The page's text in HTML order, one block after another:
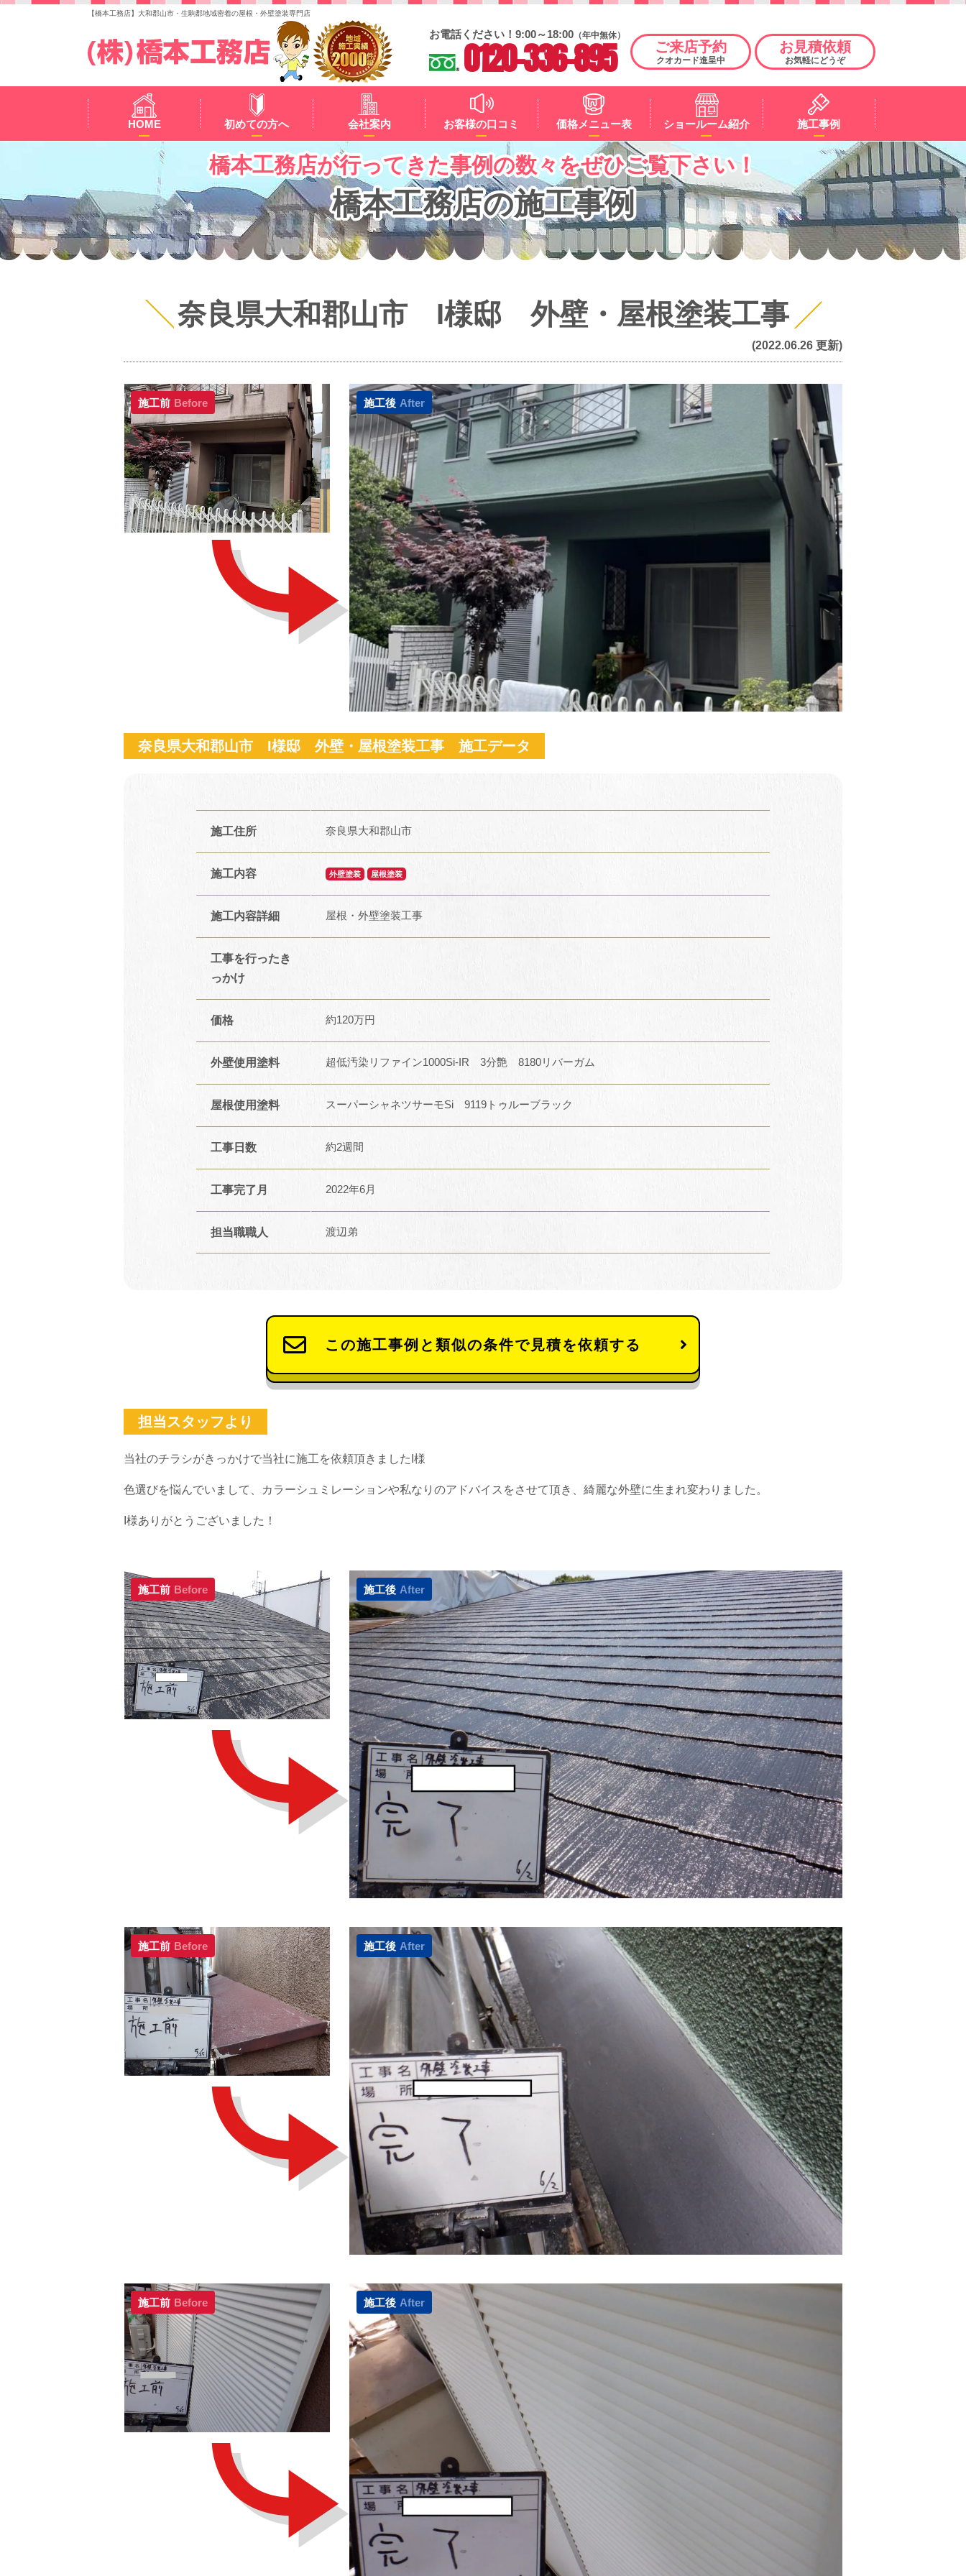
【橋本工務店】大和郡山市・生駒郡地域密着の屋根・外壁塗装専門店
お電話ください！9:00～18:00 （年中無休）
0120-336-895 ご来店予約
クオカード進呈中
お見積依頼
お気軽にどうぞ
HOME 初めての方へ 会社案内 お客様の口コミ 価格メニュー表 ショールーム紹介 施工事例
橋本工務店が行ってきた事例の数々をぜひご覧下さい！
橋本工務店の施工事例
奈良県大和郡山市 I様邸 外壁・屋根塗装工事
(2022.06.26 更新)
施工後 After
施工前 Before
奈良県大和郡山市 I様邸 外壁・屋根塗装工事 施工データ
施工住所 奈良県大和郡山市
施工内容 外壁塗装 屋根塗装
施工内容詳細 屋根・外壁塗装工事
工事を行ったき
っかけ
価格 約120万円
外壁使用塗料 超低汚染リファイン1000Si-IR 3分艶 8180リバーガム
屋根使用塗料 スーパーシャネツサーモSi 9119トゥルーブラック
工事日数 約2週間
工事完了月 2022年6月
担当職職人 渡辺弟
この施工事例と類似の条件で見積を依頼する
担当スタッフより
当社のチラシがきっかけで当社に施工を依頼頂きましたI様
色選びを悩んでいまして、カラーシュミレーションや私なりのアドバイスをさせて頂き、綺麗な外壁に生まれ変わりました。
I様ありがとうございました！
施工前 Before 施工後 After
施工前 Before 施工後 After
施工前 Before 施工後 After